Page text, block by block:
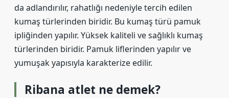
da adlandırılır, rahatlığı nedeniyle tercih edilen
kumaş türlerinden biridir. Bu kumaş türü pamuk
ipliğinden yapılır. Yüksek kaliteli ve sağlıklı kumaş
türlerinden biridir. Pamuk liflerinden yapılır ve
yumuşak yapısıyla karakterize edilir.
Ribana atlet ne demek?